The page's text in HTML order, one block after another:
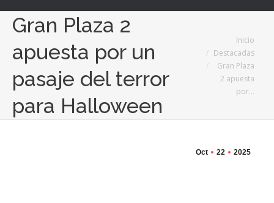
Gran Plaza 2
apuesta por un
pasaje del terror
para Halloween
Inicio
Destacadas
Gran Plaza
2 apuesta
por…
Oct 22 2025